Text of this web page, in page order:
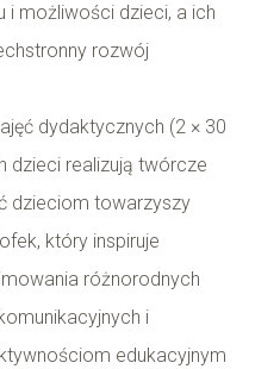
i możliwości dzieci, a ich
rozwój
dydaktycznych (2 × 30
dzieci realizują twórcze
dzieciom towarzyszy
który inspiruje
różnorodnych
i
edukacyjnym